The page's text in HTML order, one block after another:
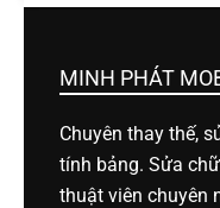
MINH PHÁT
Chuyên thay thế,
tính bảng. Sửa
thuật viên chuyên